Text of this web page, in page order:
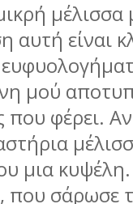
αυτή είναι
μού
που φέρει.
μια
που σάρωσε